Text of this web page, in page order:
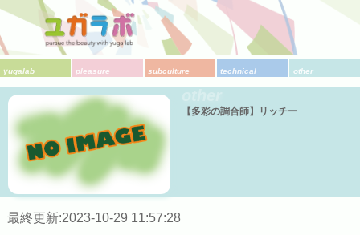
yugalab pleasure subculture technical other
【多彩の調合師】リッチー
最終更新:2023-10-29 11:57:28